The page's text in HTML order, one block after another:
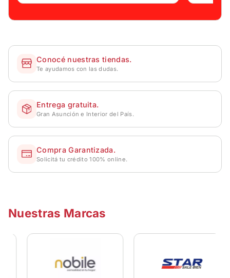
Conocé nuestras tiendas.
Te ayudamos con las dudas.
Entrega gratuita.
Gran Asunción e Interior del País.
Compra Garantizada.
Solicitá tu crédito 100% online.
Nuestras Marcas